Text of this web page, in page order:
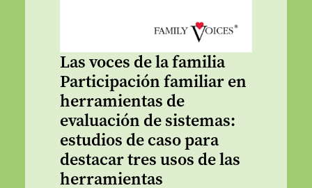
Las voces de la familia
Participación familiar en
herramientas de
evaluación de sistemas:
estudios de caso para
destacar tres usos de las
herramientas